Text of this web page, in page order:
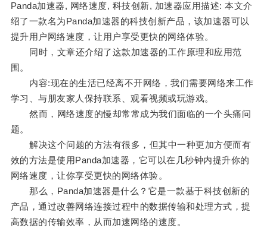
Panda加速器, 网络速度, 科技创新, 加速器应用描述: 本文介
绍了一款名为Panda加速器的科技创新产品，该加速器可以
提升用户网络速度，让用户享受更快的网络体验。
同时，文章还介绍了这款加速器的工作原理和应用范
围。
内容:现在的生活已经离不开网络，我们需要网络来工作
学习、与朋友家人保持联系、观看视频或玩游戏。
然而，网络速度的慢却常常成为我们面临的一个头痛问
题。
解决这个问题的方法有很多，但其中一种更加方便而有
效的方法是使用Panda加速器，它可以在几秒钟内提升你的
网络速度，让你享受更快的网络体验。
那么，Panda加速器是什么？它是一款基于科技创新的
产品，通过改善网络连接过程中的数据传输和处理方式，提
高数据的传输效率，从而加速网络的速度。